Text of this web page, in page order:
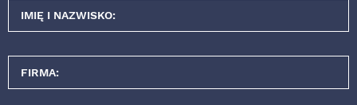
IMIĘ I NAZWISKO:
FIRMA: